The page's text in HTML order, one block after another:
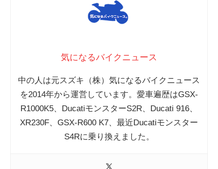
気になるバイクニュース
中の人は元スズキ（株）気になるバイクニュース
を2014年から運営しています。愛車遍歴はGSX-
R1000K5、DucatiモンスターS2R、Ducati 916、
XR230F、GSX-R600 K7、最近Ducatiモンスター
S4Rに乗り換えました。